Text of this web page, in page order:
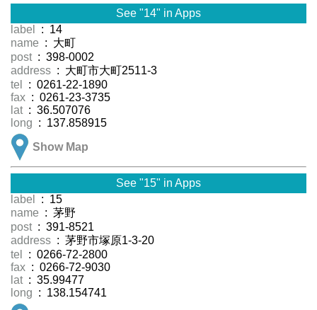
See "14" in Apps
label
: 14
name : 大町
post : 398-0002
address : 大町市大町2511-3
tel
: 0261-22-1890
fax : 0261-23-3735
lat : 36.507076
long : 137.858915
Show Map
See "15" in Apps
label
: 15
name : 茅野
post : 391-8521
address : 茅野市塚原1-3-20
tel
: 0266-72-2800
fax : 0266-72-9030
lat : 35.99477
long : 138.154741